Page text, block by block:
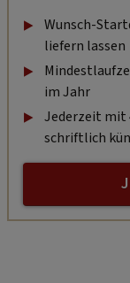
Wunsch-
liefern lassen
im Jahr
Jederzeit mit
schriftlich